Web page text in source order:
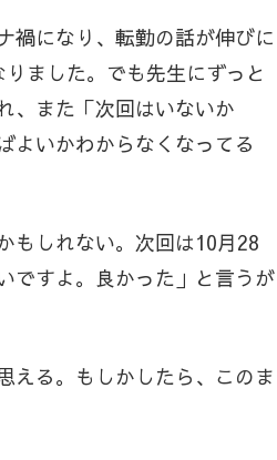
禍になり、転勤の話が伸びに
ました。でも先生にずっと
、また「次回はいないか
よいかわからなくなってる
もしれない。次回は10月28
ですよ。良かった」と言うが
える。もしかしたら、このま